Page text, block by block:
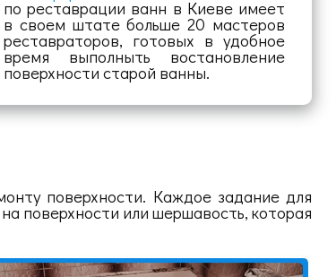
по реставрации ванн в Киеве имеет
в своем штате больше 20 мастеров
реставраторов, готовых в удобное
время выполныть востановление
поверхности старой ванны.
поверхности. Каждое задание для
поверхности или шершавость, которая